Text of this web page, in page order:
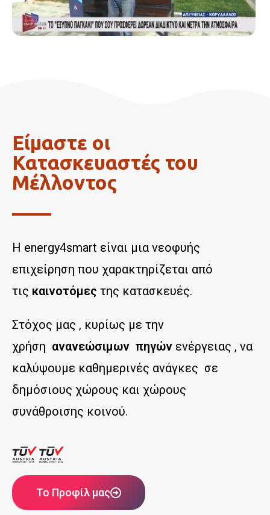
Είμαστε οι
Κατασκευαστές του
Μέλλοντος
Η energy4smart είναι μια νεοφυής
επιχείρηση που χαρακτηρίζεται από
τις καινοτόμες της κατασκευές.
Στόχος μας , κυρίως με την
χρήση ανανεώσιμων πηγών ενέργειας , να
καλύψουμε καθημερινές ανάγκες σε
δημόσιους χώρους και χώρους
συνάθροισης κοινού.
Το Προφίλ μας